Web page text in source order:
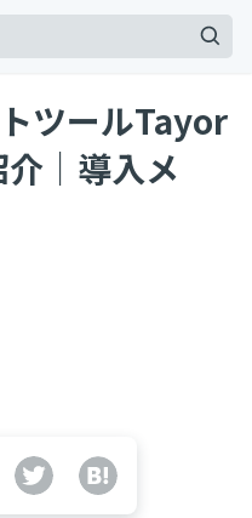
の時短術15選！メー
注目企業一覧（2025年版）
顧客満足度
ツールTayor
｜導入メ